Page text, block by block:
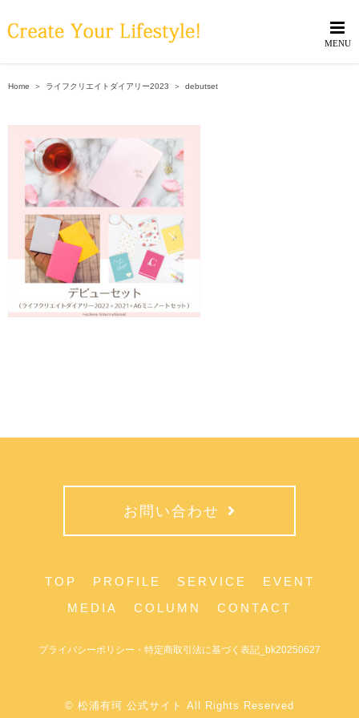
to
Home ＞ ライフクリエイトダイアリー2023 ＞ debutset
お問い合わせ
TOP PROFILE SERVICE
EVENT
MEDIA
COLUMN CONTACT
プライバシーポリシー・特定商取引法に基づく表記_bk20250627
© 松浦有珂 公式サイト All Rights Reserved